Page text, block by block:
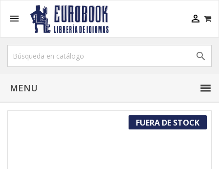
 

MENU
FUERA DE STOCK